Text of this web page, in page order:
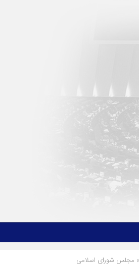
» مجلس شورای اسلامی